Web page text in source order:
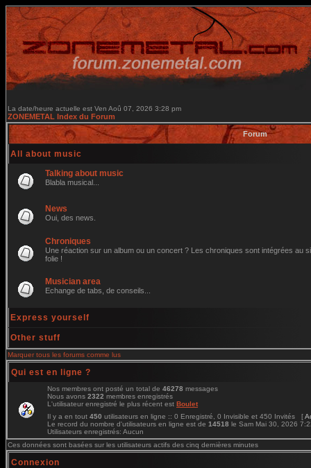
La date/heure actuelle est Ven Aoû 07, 2026 3:28 pm
ZONEMETAL Index du Forum
Forum
All about music
Talking about music
Blabla musical...
News
Oui, des news.
Chroniques
Une réaction sur un album ou un concert ? Les chroniques sont intégrées au
folie !
Musician area
Echange de tabs, de conseils...
Express yourself
Other stuff
Marquer tous les forums comme lus
Qui est en ligne ?
Nos membres ont posté un total de 46278 messages
Nous avons 2322 membres enregistrés
L'utilisateur enregistré le plus récent est Boulet
Il y a en tout 450 utilisateurs en ligne :: 0 Enregistré, 0 Invisible et 450 Invités [
Le record du nombre d'utilisateurs en ligne est de 14518 le Sam Mai 30, 2026
Utilisateurs enregistrés: Aucun
Ces données sont basées sur les utilisateurs actifs des cinq dernières minutes
Connexion